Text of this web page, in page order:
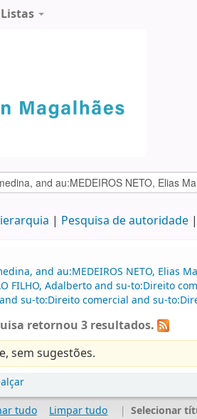
Listas
Pesquisa de autoridade
and au:MEDEIROS NETO,
FILHO, Adalberto and su-to:Direito
and su-to:Direito comercial and su-
retornou 3 resultados.
sem sugestões.
tudo
Limpar tudo | Selecionar